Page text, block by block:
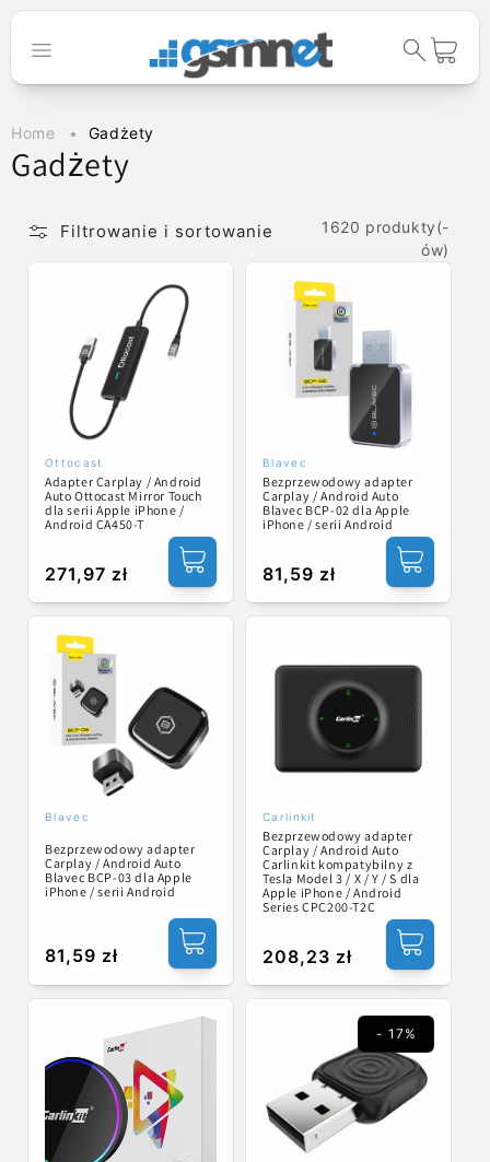
Przejdź do
Koszyk
Home Gadżety
K
Gadżety
Filtrowanie i sortowanie
1620 produkty(-
ów)
Dostawca:
Ottocast
Adapter Carplay / Android
Auto Ottocast Mirror Touch
dla serii Apple iPhone /
Android CA450-T
Cena
regularna
271,97 zł
Dostawca:
Blavec
Bezprzewodowy adapter
Carplay / Android Auto
Blavec BCP-02 dla Apple
iPhone / serii Android
Cena
regularna
81,59 zł
Dostawca:
Blavec
Bezprzewodowy adapter
Carplay / Android Auto
Blavec BCP-03 dla Apple
iPhone / serii Android
Cena
regularna
81,59 zł
Dostawca:
Carlinkit
Bezprzewodowy adapter
Carplay / Android Auto
Carlinkit kompatybilny z
Tesla Model 3 / X / Y / S dla
Apple iPhone / Android
Series CPC200-T2C
Cena
regularna
208,23 zł
- 17%